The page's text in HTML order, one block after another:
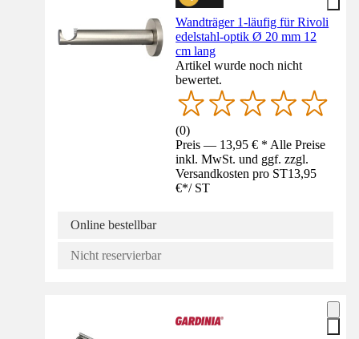
Wandträger 1-läufig für Rivoli
edelstahl-optik Ø 20 mm 12
cm lang
Artikel wurde noch nicht
bewertet.
(0)
Preis — 13,95 € * Alle Preise
inkl. MwSt. und ggf. zzgl.
Versandkosten pro ST13,95
€*/ ST
Online bestellbar
Nicht reservierbar